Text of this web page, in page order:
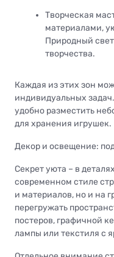
Творческая
материалами,
Природный
творчества.
Каждая из этих зон
индивидуальных
удобно разместить
для хранения игрушек.
Декор и освещение:
Секрет уюта – в
современном стиле
и материалов, но и на
перегружать
постеров, графичной
лампы или текстиля с